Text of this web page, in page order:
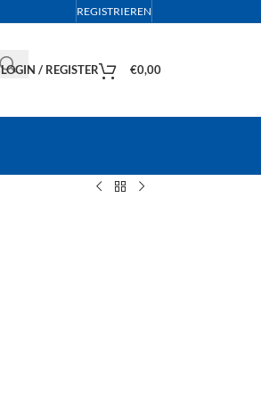
REGISTRIEREN
LOGIN / REGISTER €0,00